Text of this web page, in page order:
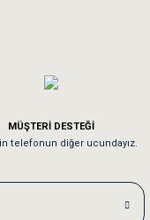
olması iyi.
MÜŞTERİ DESTEĞİ
telefonun diğer ucundayız.